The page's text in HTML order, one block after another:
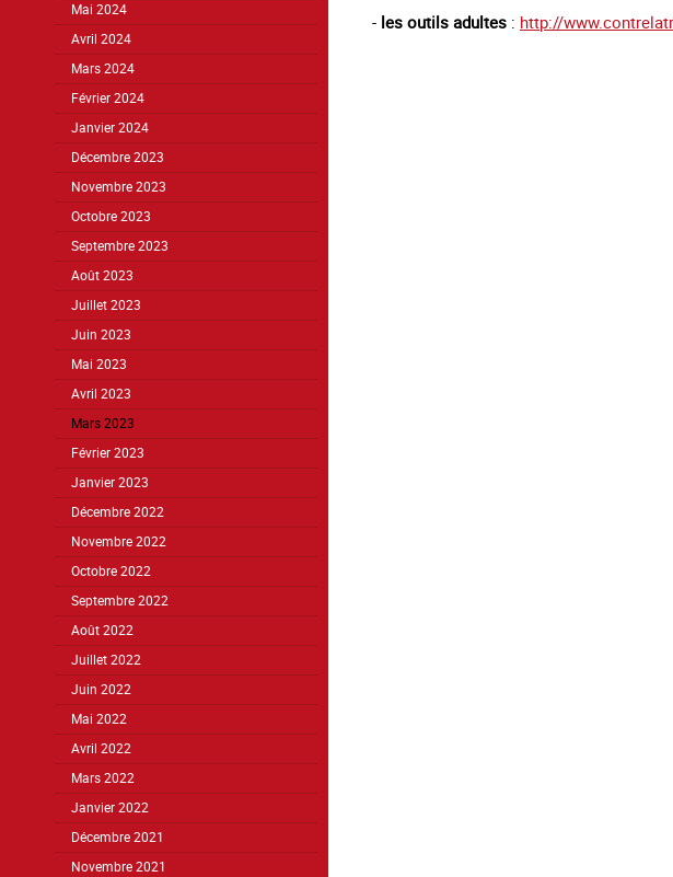
Mai 2024
Avril 2024
Mars 2024
Février 2024
Janvier 2024
Décembre 2023
Novembre 2023
Octobre 2023
Septembre 2023
Août 2023
Juillet 2023
Juin 2023
Mai 2023
Avril 2023
Mars 2023
Février 2023
Janvier 2023
Décembre 2022
Novembre 2022
Octobre 2022
Septembre 2022
Août 2022
Juillet 2022
Juin 2022
Mai 2022
Avril 2022
Mars 2022
Janvier 2022
Décembre 2021
Novembre 2021
- les outils adultes : http://